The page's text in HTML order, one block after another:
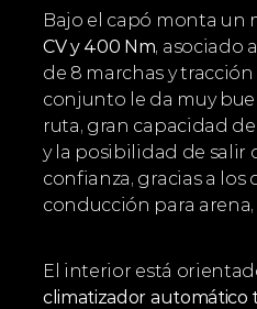
Bajo el capó monta un
CV y 400 Nm, asociado
de 8 marchas y
conjunto le da muy
ruta, gran capacidad
y la posibilidad de salir
confianza, gracias a
conducción para arena,
climatizador automático